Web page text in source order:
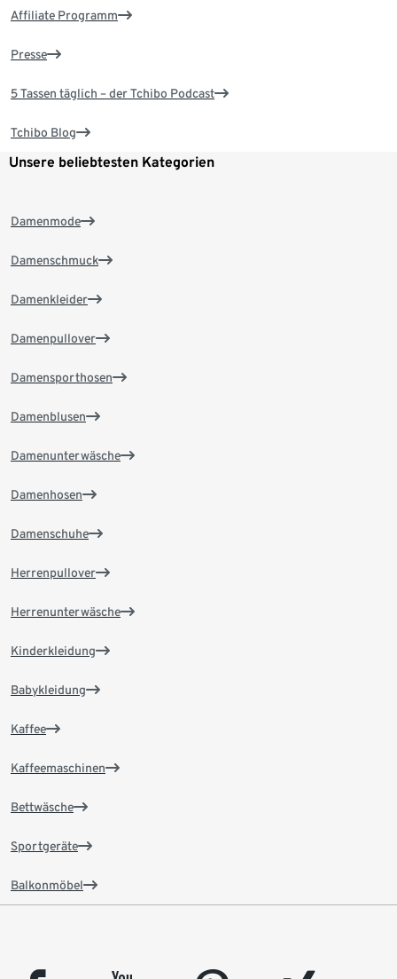
Affiliate Programm
Presse
5 Tassen täglich – der Tchibo Podcast
Tchibo Blog
Unsere beliebtesten Kategorien
Damenmode
Damenschmuck
Damenkleider
Damenpullover
Damensporthosen
Damenblusen
Damenunterwäsche
Damenhosen
Damenschuhe
Herrenpullover
Herrenunterwäsche
Kinderkleidung
Babykleidung
Kaffee
Kaffeemaschinen
Bettwäsche
Sportgeräte
Balkonmöbel